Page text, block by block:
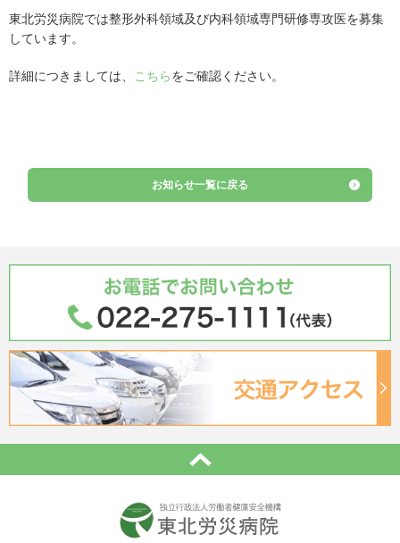
東北労災病院では整形外科領域及び内科領域専門研修専攻医を募集
しています。
詳細につきましては、 こちらをご確認ください。
お知らせ一覧に戻る